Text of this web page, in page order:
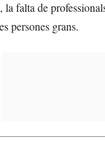
falta de
persones grans.